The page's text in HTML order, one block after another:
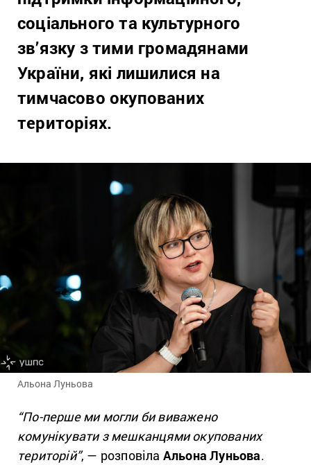
соціального та культурного
зв’язку з тими громадянами
України, які лишилися на
тимчасово окупованих
територіях.
Альона Луньова
“По-перше ми могли би виважено
комунікувати з мешканцями окупованих
територій”, — розповіла Альона Луньова.